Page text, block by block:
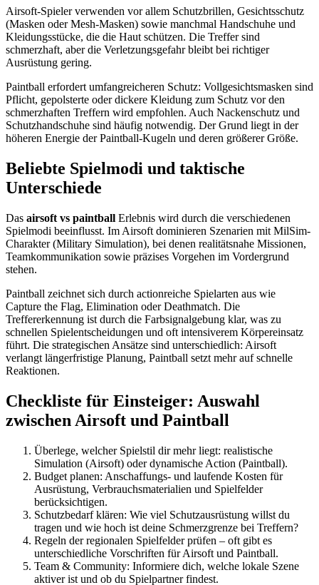
Airsoft-Spieler verwenden vor allem Schutzbrillen, Gesichtsschutz
(Masken oder Mesh-Masken) sowie manchmal Handschuhe und
Kleidungsstücke, die die Haut schützen. Die Treffer sind
schmerzhaft, aber die Verletzungsgefahr bleibt bei richtiger
Ausrüstung gering.
Paintball erfordert umfangreicheren Schutz: Vollgesichtsmasken sind
Pflicht, gepolsterte oder dickere Kleidung zum Schutz vor den
schmerzhaften Treffern wird empfohlen. Auch Nackenschutz und
Schutzhandschuhe sind häufig notwendig. Der Grund liegt in der
höheren Energie der Paintball-Kugeln und deren größerer Größe.
Beliebte Spielmodi und taktische
Unterschiede
Das airsoft vs paintball Erlebnis wird durch die verschiedenen
Spielmodi beeinflusst. Im Airsoft dominieren Szenarien mit MilSim-
Charakter (Military Simulation), bei denen realitätsnahe Missionen,
Teamkommunikation sowie präzises Vorgehen im Vordergrund
stehen.
Paintball zeichnet sich durch actionreiche Spielarten aus wie
Capture the Flag, Elimination oder Deathmatch. Die
Treffererkennung ist durch die Farbsignalgebung klar, was zu
schnellen Spielentscheidungen und oft intensiverem Körpereinsatz
führt. Die strategischen Ansätze sind unterschiedlich: Airsoft
verlangt längerfristige Planung, Paintball setzt mehr auf schnelle
Reaktionen.
Checkliste für Einsteiger: Auswahl
zwischen Airsoft und Paintball
Überlege, welcher Spielstil dir mehr liegt: realistische
Simulation (Airsoft) oder dynamische Action (Paintball).
Budget planen: Anschaffungs- und laufende Kosten für
Ausrüstung, Verbrauchsmaterialien und Spielfelder
berücksichtigen.
Schutzbedarf klären: Wie viel Schutzausrüstung willst du
tragen und wie hoch ist deine Schmerzgrenze bei Treffern?
Regeln der regionalen Spielfelder prüfen – oft gibt es
unterschiedliche Vorschriften für Airsoft und Paintball.
Team & Community: Informiere dich, welche lokale Szene
aktiver ist und ob du Spielpartner findest.